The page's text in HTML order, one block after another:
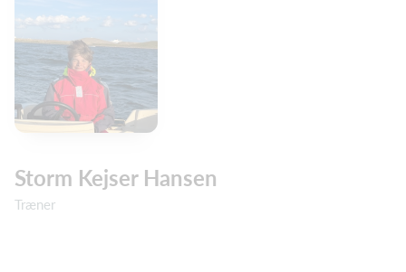
Storm Kejser Hansen
Træner